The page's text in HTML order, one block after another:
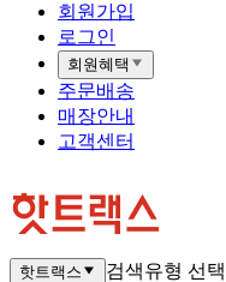
회원가입
로그인
회원혜택
주문배송
매장안내
고객센터
핫트랙스 검색유형 선택